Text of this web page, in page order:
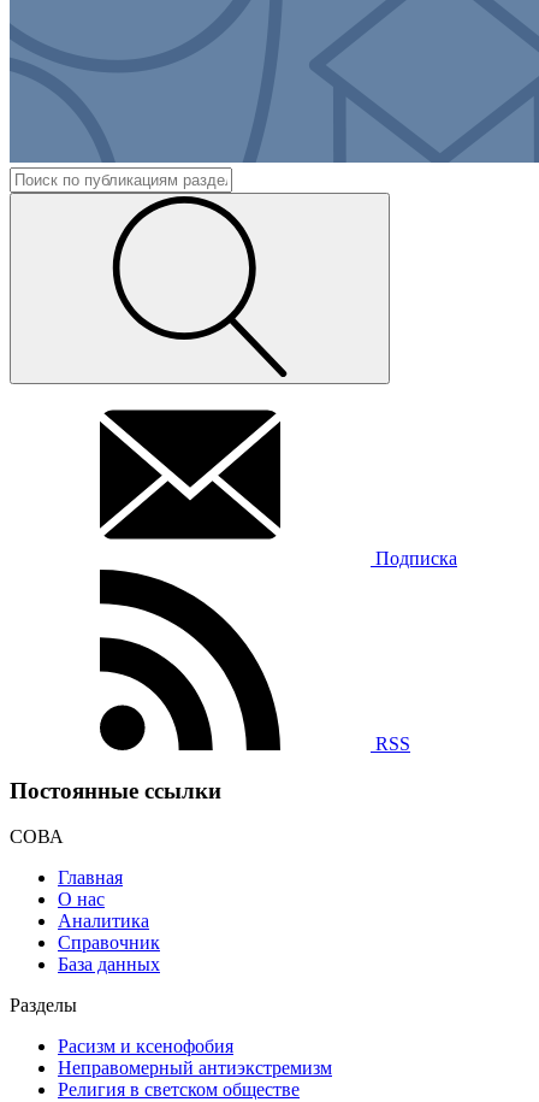
Подписка
RSS
Постоянные ссылки
СОВА
Главная
О нас
Аналитика
Справочник
База данных
Разделы
Расизм и ксенофобия
Неправомерный антиэкстремизм
Религия в светском обществе